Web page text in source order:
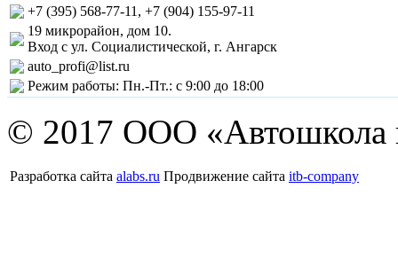
+7 (395) 568-77-11, +7 (904) 155-97-11
19 микрорайон, дом 10.
Вход с ул. Социалистической, г. Ангарск
auto_profi@list.ru
Режим работы: Пн.-Пт.: с 9:00 до 18:00
© 2017 ООО «Автошкола
Разработка сайта alabs.ru Продвижение сайта itb-company